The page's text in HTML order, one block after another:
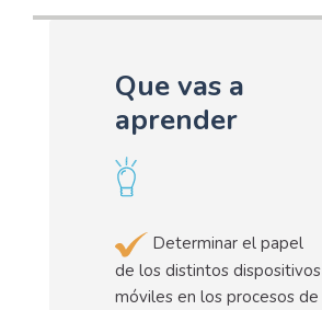
Que vas a
aprender
Determinar el papel
de los distintos dispositivos
móviles en los procesos de